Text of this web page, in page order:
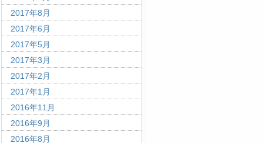
2017年8月
2017年6月
2017年5月
2017年3月
2017年2月
2017年1月
2016年11月
2016年9月
2016年8月